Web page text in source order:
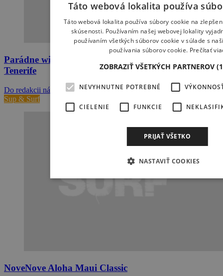
Parádne windsurfing video od Martina Owsíka z
Tenerife
Do redakcii nám prišiel pekný odkaz od Martina, takže sa…
Sup & Surf
NoveNove Aloha Maui Classic
Táto webová lokalita používa
Táto webová lokalita používa súbory cookie na
skúsenosti. Používaním našej webovej lokality
používaním všetkých súborov cookie v súlade s
používania súborov cookie. Prečítať
ZOBRAZIŤ VŠETKÝCH PARTNEROV
NEVYHNUTNE POTREBNÉ
CIELENIE FUNKCIE
PRIJAŤ VŠETKO
NASTAVIŤ COOKIES